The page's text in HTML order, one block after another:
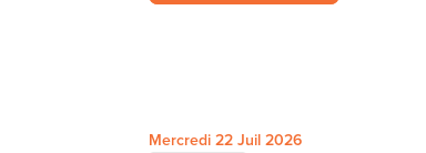
Mercredi 22 Juil 2026